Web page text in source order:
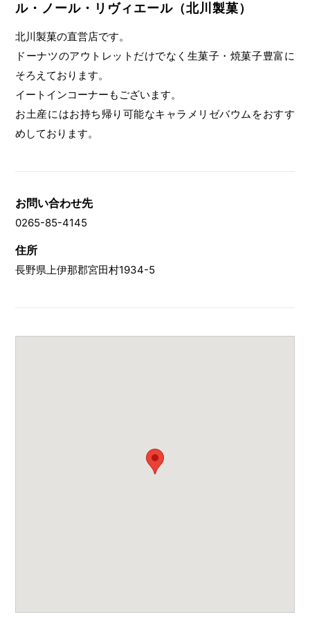
ル・ノール・リヴィエール（北川製菓）
北川製菓の直営店です。
ドーナツのアウトレットだけでなく生菓子・焼菓子豊富に
そろえております。
イートインコーナーもございます。
お土産にはお持ち帰り可能なキャラメリゼバウムをおすす
めしております。
お問い合わせ先
0265-85-4145
住所
長野県上伊那郡宮田村1934-5